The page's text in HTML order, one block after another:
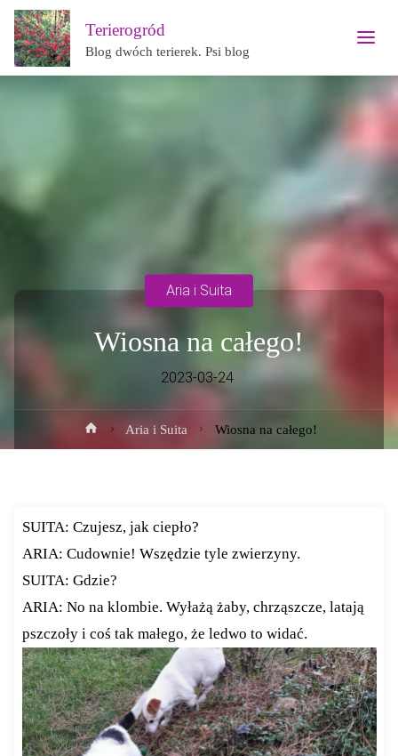
Terierogród
Blog dwóch terierek. Psi blog
Wiosna na całego!
2023-03-24
Aria i Suita
Strona
główna
Aria i Suita Wiosna na całego!
SUITA: Czujesz, jak ciepło?
ARIA: Cudownie! Wszędzie tyle zwierzyny.
SUITA: Gdzie?
ARIA: No na klombie. Wyłażą żaby, chrząszcze, latają
pszczoły i coś tak małego, że ledwo to widać.